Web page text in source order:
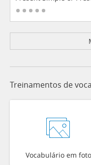
Treinamentos de
Vocabulário em foto